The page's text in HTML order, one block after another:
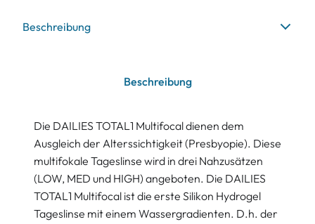
Beschreibung
Beschreibung
Die DAILIES TOTAL1 Multifocal dienen dem
Ausgleich der Alterssichtigkeit (Presbyopie). Diese
multifokale Tageslinse wird in drei Nahzusätzen
(LOW, MED und HIGH) angeboten. Die DAILIES
TOTAL1 Multifocal ist die erste Silikon Hydrogel
Tageslinse mit einem Wassergradienten. D.h. der